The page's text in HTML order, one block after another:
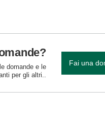
domande e le
per gli altri..
Fai una